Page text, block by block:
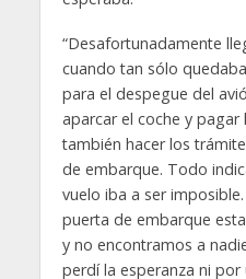
“Desafortunadamente
cuando tan sólo
para el despegue del
aparcar el coche y
también hacer los
de embarque. Todo
vuelo iba a ser
puerta de embarque
y no encontramos a
perdí la esperanza ni